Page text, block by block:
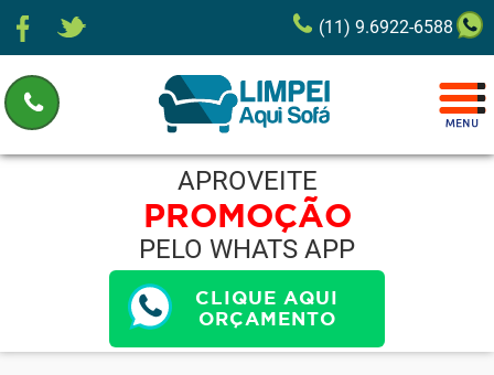
(11) 9.6922-6588
APROVEITE
PROMOÇÃO
PELO WHATS APP
CLIQUE AQUI
ORÇAMENTO